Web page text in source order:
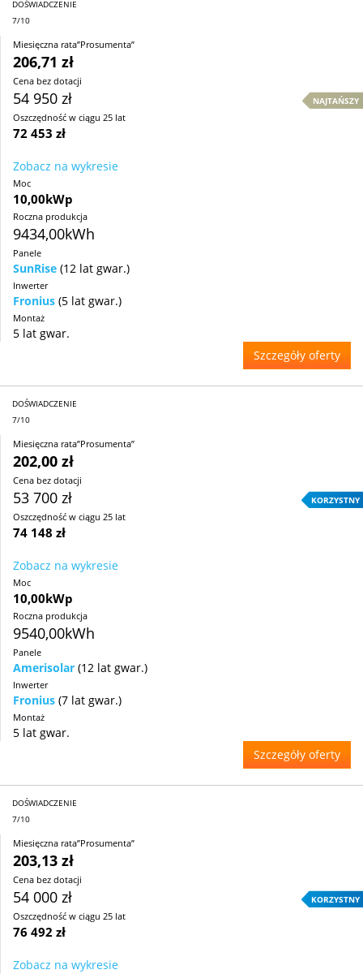
DOŚWIADCZENIE
7/10
Miesięczna rata”Prosumenta”
206,71 zł
Cena bez dotacji
54 950 zł NAJTAŃSZY
Oszczędność w ciągu 25 lat
72 453 zł
Zobacz na wykresie
Moc
10,00kWp
Roczna produkcja
9434,00kWh
Panele
SunRise (12 lat gwar.)
Inwerter
Fronius (5 lat gwar.)
Montaż
5 lat gwar.
Szczegóły oferty
DOŚWIADCZENIE
7/10
Miesięczna rata”Prosumenta”
202,00 zł
Cena bez dotacji
53 700 zł KORZYSTNY
Oszczędność w ciągu 25 lat
74 148 zł
Zobacz na wykresie
Moc
10,00kWp
Roczna produkcja
9540,00kWh
Panele
Amerisolar (12 lat gwar.)
Inwerter
Fronius (7 lat gwar.)
Montaż
5 lat gwar.
Szczegóły oferty
DOŚWIADCZENIE
7/10
Miesięczna rata”Prosumenta”
203,13 zł
Cena bez dotacji
54 000 zł KORZYSTNY
Oszczędność w ciągu 25 lat
76 492 zł
Zobacz na wykresie